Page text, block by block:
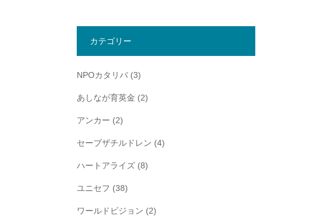
カテゴリー
NPOカタリバ (3)
あしなが育英金 (2)
アンカー (2)
セーブザチルドレン (4)
ハートアライズ (8)
ユニセフ (38)
ワールドビジョン (2)